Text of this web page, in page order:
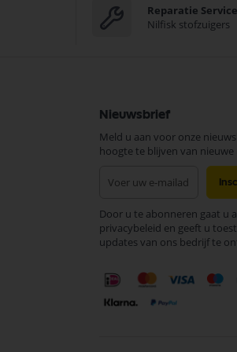
Reparatie Service
Nilfisk stofzuigers
Nieuwsbrief
Meld u aan voor onze
hoogte te blijven van nieuwe
onze
nieuwsbrief
Door u te abonneren gaat u
privacybeleid en geeft u
updates van ons bedrijf te